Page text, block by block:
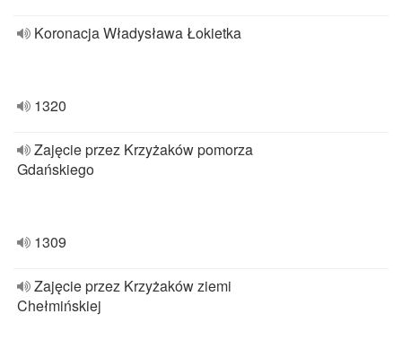
Koronacja Władysława Łokietka
1320
Zajęcie przez Krzyżaków pomorza
Gdańskiego
1309
Zajęcie przez Krzyżaków ziemi
Chełmińskiej